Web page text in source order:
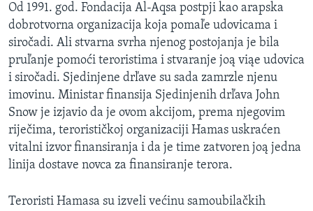
pretraguBOSNA I HERCEGOVINA
SPECIJALNI PROJEKTI
KORUPCIJA
SLOBODA MEDIJA
ŽENSKA STRANA
IZBJEGLIČKA STRANA
MAGAZIN
O GLASU AMERIKE
Learning English
Od 1991. god. Fondacija Al-Aqsa postpji kao arapska
dobrotvorna organizacija koja pomaľe udovicama i
siročadi. Ali stvarna svrha njenog postojanja je bila
pruľanje pomoći teroristima i stvaranje joą viąe udovica
i siročadi. Sjedinjene drľave su sada zamrzle njenu
imovinu. Ministar finansija Sjedinjenih drľava John
Snow je izjavio da je ovom akcijom, prema njegovim
riječima, terorističkoj organizaciji Hamas uskraćen
vitalni izvor finansiranja i da je time zatvoren joą jedna
linija dostave novca za finansiranje terora.
Teroristi Hamasa su izveli većinu samoubilačkih